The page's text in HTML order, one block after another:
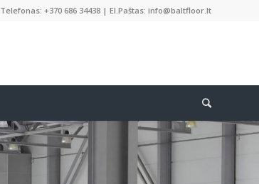
Telefonas: +370 686 34438 | El.Paštas: info@baltfloor.lt